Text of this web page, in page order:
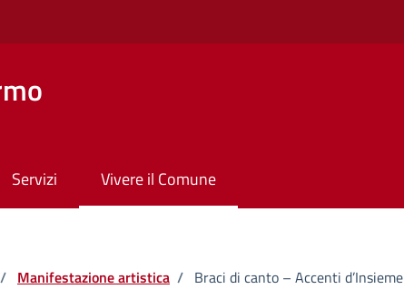
Servizi Vivere il Comune
/ Manifestazione artistica / Braci di canto – Accenti d’Insieme